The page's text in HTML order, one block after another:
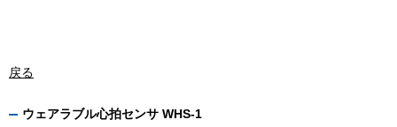
戻る
ウェアラブル心拍センサ WHS-1